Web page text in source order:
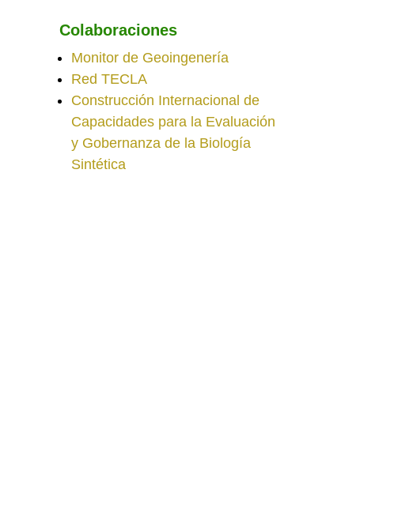
Colaboraciones
Monitor de Geoingenería
Red TECLA
Construcción Internacional de
Capacidades para la Evaluación
y Gobernanza de la Biología
Sintética